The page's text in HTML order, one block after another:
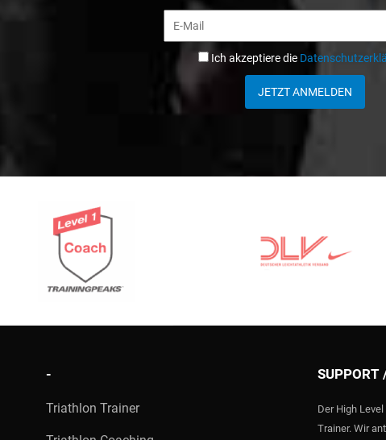
Ich akzeptiere die
JETZT ANMELDEN
-
Triathlon Trainer
SUPPORT
Der High
Trainer. Wir